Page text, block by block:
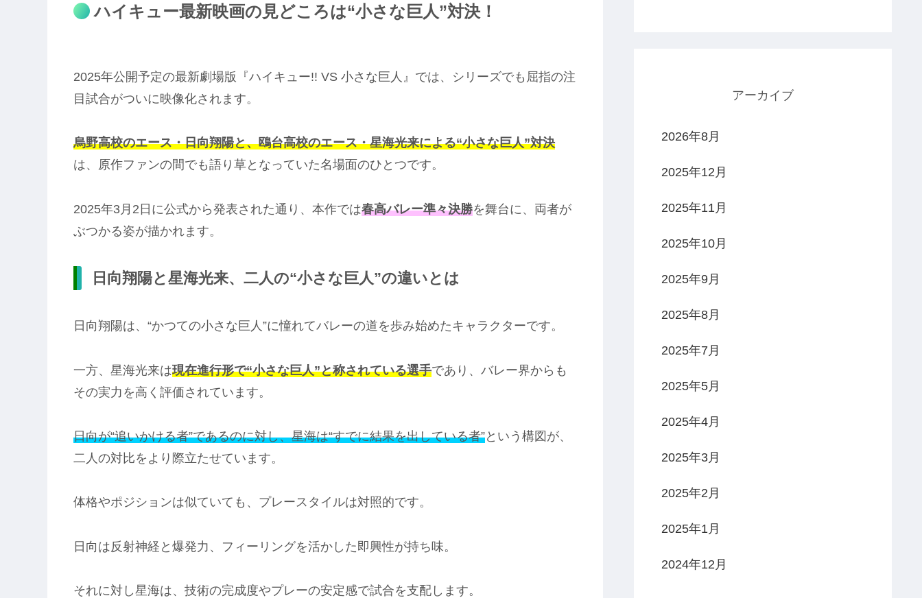
ハイキュー最新映画の見どころは“小さな巨人”対決！
2025年公開予定の最新劇場版『ハイキュー!! VS 小さな巨人』では、シリーズでも屈指の注
目試合がついに映像化されます。
烏野高校のエース・日向翔陽と、鴎台高校のエース・星海光来による“小さな巨人”対決
は、原作ファンの間でも語り草となっていた名場面のひとつです。
2025年3月2日に公式から発表された通り、本作では春高バレー準々決勝を舞台に、両者が
ぶつかる姿が描かれます。
日向翔陽と星海光来、二人の“小さな巨人”の違いとは
日向翔陽は、“かつての小さな巨人”に憧れてバレーの道を歩み始めたキャラクターです。
一方、星海光来は現在進行形で“小さな巨人”と称されている選手であり、バレー界からも
その実力を高く評価されています。
日向が“追いかける者”であるのに対し、星海は“すでに結果を出している者”という構図が、
二人の対比をより際立たせています。
体格やポジションは似ていても、プレースタイルは対照的です。
日向は反射神経と爆発力、フィーリングを活かした即興性が持ち味。
それに対し星海は、技術の完成度やプレーの安定感で試合を支配します。
アーカイブ
2026年8月
2025年12月
2025年11月
2025年10月
2025年9月
2025年8月
2025年7月
2025年5月
2025年4月
2025年3月
2025年2月
2025年1月
2024年12月